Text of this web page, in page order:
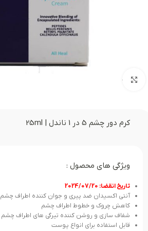
بزرگنمایی تصویر
کرم دور چشم 5 در 1 ناندل | 25ml
ویژگی های محصول :
تاریخ انقضا: 2024/07/20
آنتی اکسیدان ضد پیری و جوان کننده اطراف چشم
کاهش چروک و خطوط اطراف چشم
شفاف سازی و روشن کننده تیرگی های اطراف چشم
قابل استفاده برای انواع پوست